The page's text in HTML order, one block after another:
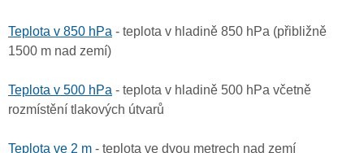
Teplota v 850 hPa - teplota v hladině 850 hPa (přibližně
1500 m nad zemí)
Teplota v 500 hPa - teplota v hladině 500 hPa včetně
rozmístění tlakových útvarů
Teplota ve 2 m - teplota ve dvou metrech nad zemí